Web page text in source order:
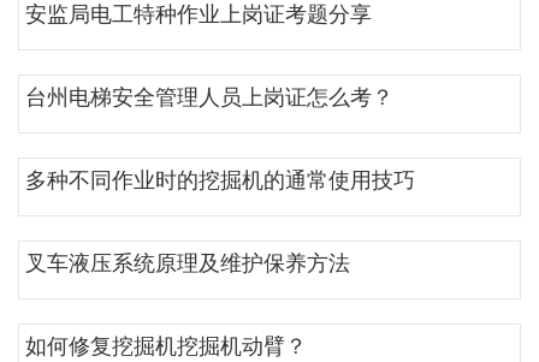
安监局电工特种作业上岗证考题分享
台州电梯安全管理人员上岗证怎么考？
多种不同作业时的挖掘机的通常使用技巧
叉车液压系统原理及维护保养方法
如何修复挖掘机挖掘机动臂？